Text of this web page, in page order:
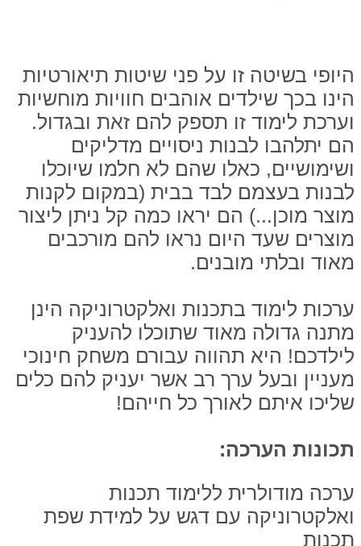
היופי בשיטה זו על פני שיטות תיאורטיות
הינו בכך שילדים אוהבים חוויות מוחשיות
וערכת לימוד זו תספק להם זאת ובגדול.
הם יתלהבו לבנות ניסויים מדליקים
ושימושיים, כאלו שהם לא חלמו שיוכלו
לבנות בעצמם לבד בבית (במקום לקנות
מוצר מוכן...) הם יראו כמה קל ניתן ליצור
מוצרים שעד היום נראו להם מורכבים
מאוד ובלתי מובנים.
ערכות לימוד בתכנות ואלקטרוניקה הינן
מתנה גדולה מאוד שתוכלו להעניק
לילדכם! היא תהווה עבורם משחק חינוכי
מעניין ובעל ערך רב אשר יעניק להם כלים
שליכו איתם לאורך כל חייהם!
תכונות הערכה:
ערכה מודולרית ללימוד תכנות
ואלקטרוניקה עם דגש על למידת שפת
תכנות